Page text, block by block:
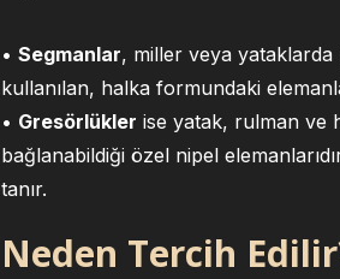
• Segmanlar, miller veya yataklarda
kullanılan, halka formundaki
• Gresörlükler ise yatak, rulman ve
bağlanabildiği özel nipel
tanır.
Neden Tercih